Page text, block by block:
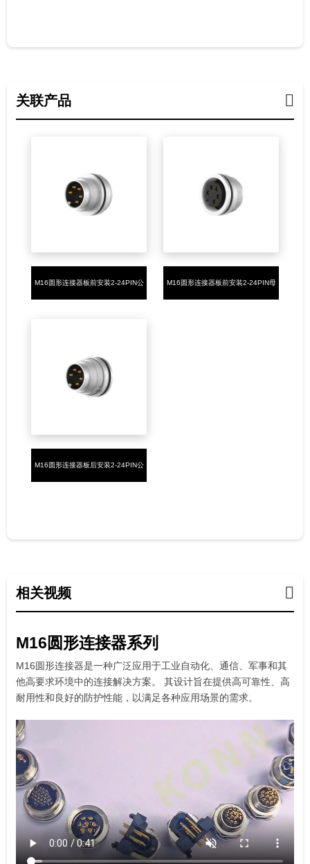
关联产品
M16圆形连接器板前安装2-24PIN公 M16圆形连接器板前安装2-24PIN母
M16圆形连接器板后安装2-24PIN公
相关视频
M16圆形连接器系列
M16圆形连接器是一种广泛应用于工业自动化、通信、军事和其
他高要求环境中的连接解决方案。 其设计旨在提供高可靠性、高
耐用性和良好的防护性能，以满足各种应用场景的需求。